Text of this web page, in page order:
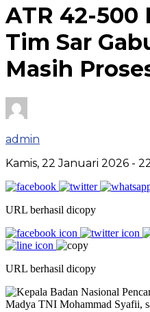
ATR 42-500
Tim Sar
Masih
admin
Kamis, 22 Januari 2026 -
URL berhasil dicopy
URL berhasil dicopy